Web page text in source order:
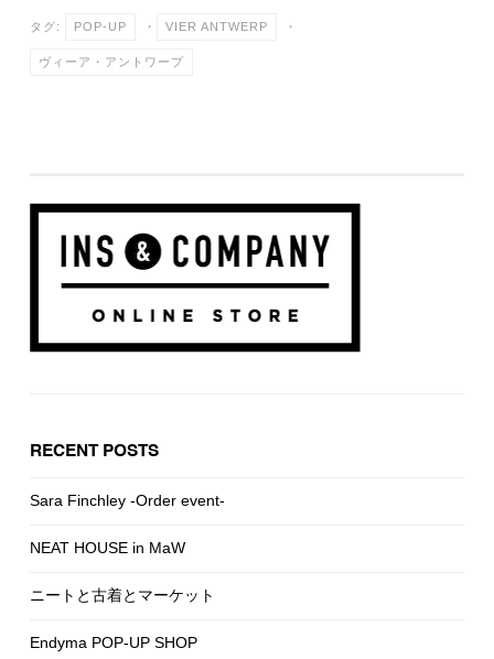
タグ: POP-UP ・ VIER ANTWERP ・
ヴィーア・アントワープ
RECENT POSTS
Sara Finchley -Order event-
NEAT HOUSE in MaW
ニートと古着とマーケット
Endyma POP-UP SHOP